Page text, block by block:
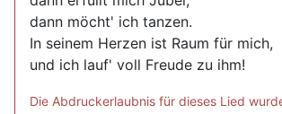
dann möcht' ich tanzen.
In seinem Herzen ist Raum für mich,
und ich lauf' voll Freude zu ihm!
Die Abdruckerlaubnis für dieses Lied